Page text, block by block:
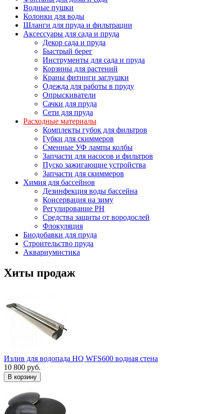
Водные пушки
Колонки для воды
Шланги для пруда и фильтрации
Аксессуары для сада и пруда
Декор сада и пруда
Быстрый берег
Инструменты для сада и пруда
Корзины для растений
Краны фитинги заглушки
Одежда для работы в пруду
Опрыскиватели
Сачки для пруда
Сети для пруда
Расходные материалы
Комплекты губок для фильтров
Губки для скиммеров
Сменные УФ лампы колбы
Запчасти для насосов и фильтров
Пуско зажигающие устройства
Запчасти для скиммеров
Химия для бассейнов
Дезинфекция воды бассейна
Консервация на зиму
Регулирование PH
Средства защиты от вородослей
Флокуляция
Биодобавки для пруда
Строительство пруда
Аквариумистика
Хиты продаж
Излив для водопада HQ WFS600 водная стена
10 800 руб.
В корзину